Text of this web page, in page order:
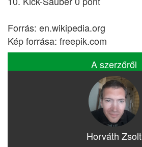
Forrás: en.wikipedia.org
Kép forrása: freepik.com
A szerzőről
Horváth Zsolt